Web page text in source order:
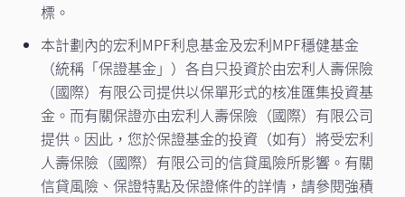
標。
本計劃內的宏利MPF利息基金及宏利MPF穩健基金
（統稱「保證基金」）各自只投資於由宏利人壽保險
（國際）有限公司提供以保單形式的核准匯集投資基
金。而有關保證亦由宏利人壽保險（國際）有限公司
提供。因此，您於保證基金的投資（如有）將受宏利
人壽保險（國際）有限公司的信貸風險所影響。有關
信貸風險、保證特點及保證條件的詳情，請參閱強積